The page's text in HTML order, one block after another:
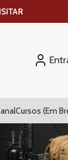
Cursos (Em